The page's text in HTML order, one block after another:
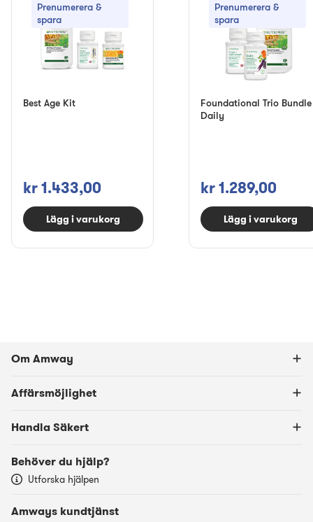
Prenumerera &
spara
Best Age Kit
kr 1.433,00
Lägg i varukorg
Prenumerera &
spara
Foundational Trio Bundle
Daily
kr 1.289,00
Lägg i varukorg
Om Amway
Affärsmöjlighet
Handla Säkert
Behöver du hjälp?
Utforska hjälpen
Amways kundtjänst